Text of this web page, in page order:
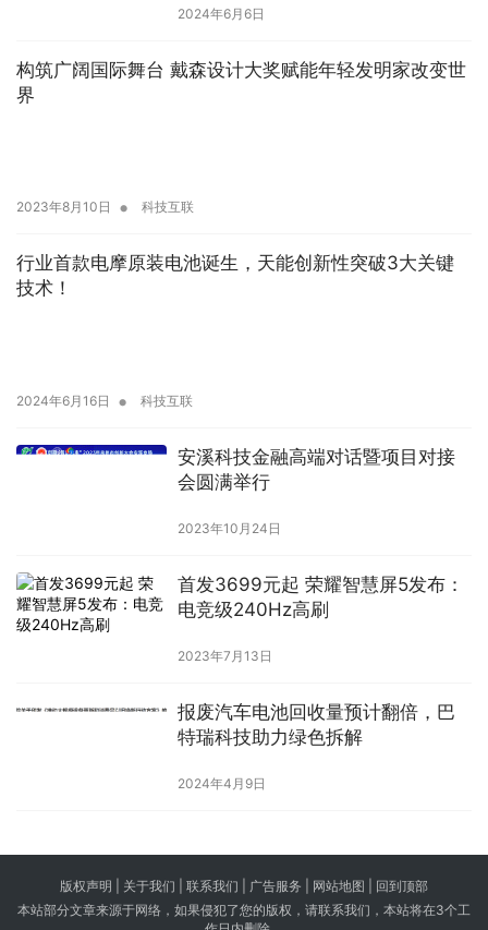
2024年6月6日
构筑广阔国际舞台 戴森设计大奖赋能年轻发明家改变世
界
2023年8月10日 • 科技互联
行业首款电摩原装电池诞生，天能创新性突破3大关键
技术！
2024年6月16日 • 科技互联
安溪科技金融高端对话暨项目对接
会圆满举行
2023年10月24日
首发3699元起 荣耀智慧屏5发布：
电竞级240Hz高刷
2023年7月13日
报废汽车电池回收量预计翻倍，巴
特瑞科技助力绿色拆解
2024年4月9日
版权声明 | 关于我们 联系我们 | 广告服务 | 网站地图 | 回到顶部
本站部分文章来源于网络，如果侵犯了您的版权，请联系我们，本站将在3个工